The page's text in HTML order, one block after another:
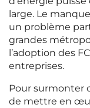
large. Le
un problème
grandes
l’adoption des
entreprises.
Pour surmonter
de mettre en